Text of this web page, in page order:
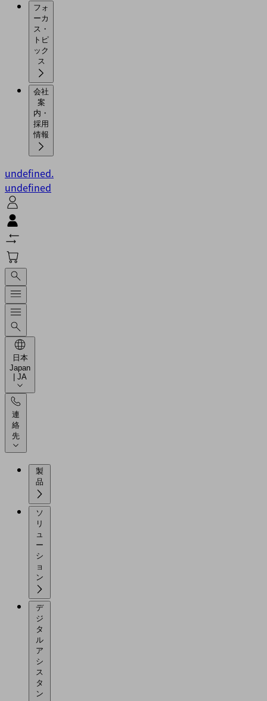
フォ
ーカ
ス・
トピ
ック
会社
案
内・
採用
情報
undefined.
undefined
日本
Japan
| JA
連
絡
先
製
ソ
リ
ュ
ー
シ
ョ
デ
ジ
タ
ル
ア
シ
ス
タ
ン